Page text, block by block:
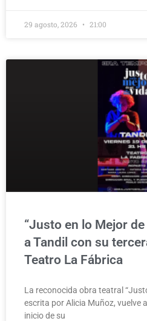
29 agosto, 2026 21:00
“Justo en lo Mejor
a Tandil con su
Teatro La Fábrica
La reconocida obra teatral
escrita por Alicia Muñoz, vuelve
inicio de su